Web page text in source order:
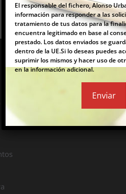
El responsable del fichero, Alonso
información para responder a las
tratamiento de tus datos para la
encuentra legitimado en base al
prestado. Los datos enviados se
dentro de la UE.Si lo deseas puedes
suprimir los mismos y hacer uso de
en la información adicional.
inmueble buscas